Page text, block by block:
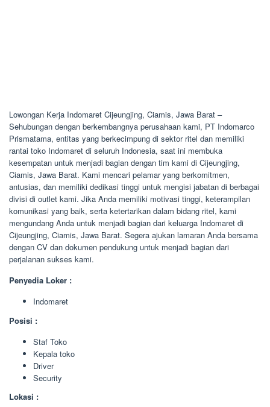
Lowongan Kerja Indomaret Cijeungjing, Ciamis, Jawa Barat –
Sehubungan dengan berkembangnya perusahaan kami, PT Indomarco
Prismatama, entitas yang berkecimpung di sektor ritel dan memiliki
rantai toko Indomaret di seluruh Indonesia, saat ini membuka
kesempatan untuk menjadi bagian dengan tim kami di Cijeungjing,
Ciamis, Jawa Barat. Kami mencari pelamar yang berkomitmen,
antusias, dan memiliki dedikasi tinggi untuk mengisi jabatan di berbagai
divisi di outlet kami. Jika Anda memiliki motivasi tinggi, keterampilan
komunikasi yang baik, serta ketertarikan dalam bidang ritel, kami
mengundang Anda untuk menjadi bagian dari keluarga Indomaret di
Cijeungjing, Ciamis, Jawa Barat. Segera ajukan lamaran Anda bersama
dengan CV dan dokumen pendukung untuk menjadi bagian dari
perjalanan sukses kami.
Penyedia Loker :
Indomaret
Posisi :
Staf Toko
Kepala toko
Driver
Security
Lokasi :